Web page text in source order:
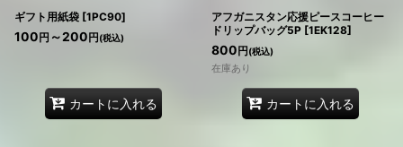
ギフト用紙袋 [1PC90]
100 円 ～200 円 (税込)
カートに入れる
アフガニスタン応援ピースコーヒー
ドリップバッグ5P [1EK128]
800 円 (税込)
在庫あり
カートに入れる